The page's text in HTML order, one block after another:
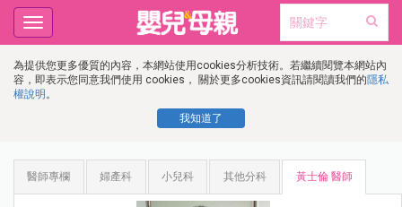
為提供您更多優質的內容，本網站使用cookies分析技術。若繼續閱覽本網站內
容，即表示您同意我們使用 cookies， 關於更多cookies資訊請閱讀我們的隱私
權說明 。
我知道了
Toggle
navigation
醫師專欄 婦產科 小兒科 其他分科 黃士倫 醫師